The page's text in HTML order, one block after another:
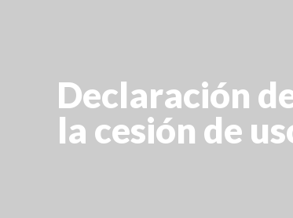
Declaración
la cesión de